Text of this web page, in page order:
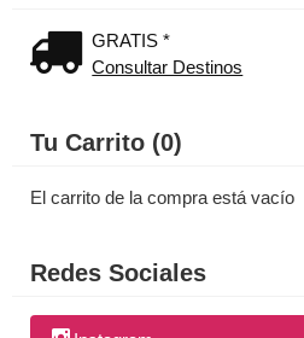
GRATIS *
Consultar Destinos
Tu Carrito (0)
El carrito de la compra está vacío
Redes Sociales